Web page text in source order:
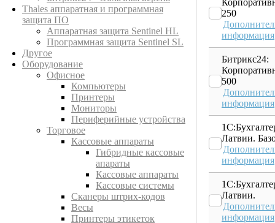
Thales аппаратная и программная
защита ПО
Аппаратная защита Sentinel HL
Программная защита Sentinel SL
Другое
Оборудование
Офисное
Компьютеры
Принтеры
Мониторы
Периферийные устройства
Торговое
Кассовые аппараты
Гибридные кассовые
апараты
Кассовые аппараты
Кассовые системы
Сканеры штрих-кодов
Весы
Принтеры этикеток
250
информация
Битрикс24:
500
информация
Латвии.
информация
Латвии.
информация